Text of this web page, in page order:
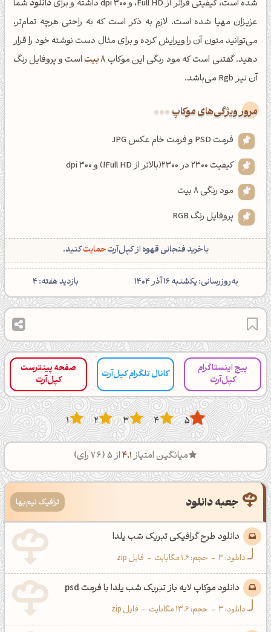
شده است، کیفیتی فراتر از Full HD، و dpi 300 داشته و برای دانلود شما
عزیزان مهیا شده است. لازم به ذکر است که به راحتی هرچه تمام‌تر،
می‌توانید متون آن را ویرایش کرده و برای مثال دست نوشته خود را قرار
دهید. گفتنی است که مود رنگی این موکاپ8 بیت
است و پروفایل رنگ
آن نیز Rgb می‌باشد.
مرور ویژگی‌های موکاپ
فرمت PSD و فرمت خام عکس JPG
کیفیت 2300 در 2300(بالاتر از Full HD!) و dpi 300
مود رنگی 8 بیت
پروفایل رنگ RGB
با خرید فنجانی قهوه از کپل‌آرتحمایتکنید.
‌به‌روزرسانی: یکشنبه 16 آذر 1404 بازدید هفته: 4
پیج اینستاگرام
کپل‌آرت
کانال تلگرام کپل‌آرت
صفحه پینترست
کپل‌آرت
5
4
3
2
1
میانگین امتیاز4.1از 5 ( 76رای)
جعبه دانلود ترافیک نیم‌بها
دانلود طرح گرافیکی تبریک شب یلدا
دانلود:3
- حجم: 1.6 مگابایت - فایل zip
دانلود موکاپ لایه باز تبریک شب یلدا با فرمت psd
دانلود:3
- حجم: 13.6 مگابایت - فایل zip